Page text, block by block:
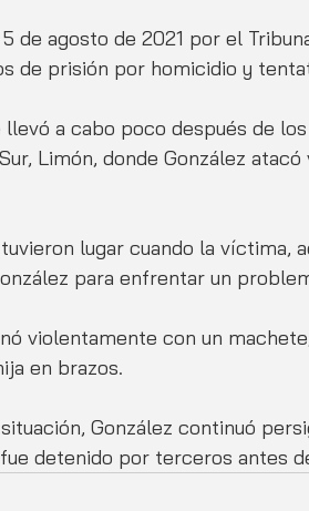
de agosto de 2021 por el
de prisión por homicidio y
Limón, donde González
lugar cuando la víctima,
para enfrentar un
violentamente con un
en brazos.
González continuó
detenido por terceros antes